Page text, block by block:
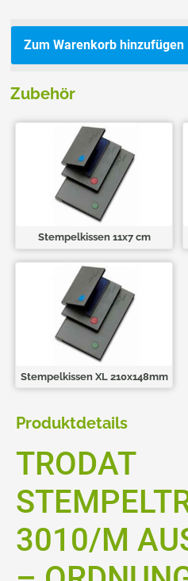
Zum Warenkorb hinzufügen
Zubehör
Stempelkissen 11x7 cm
Stempelkissen XL 210x148mm
Produktdetails
TRODAT
3010/M